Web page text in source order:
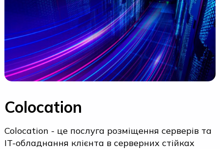
Colocation
Colocation - це послуга розміщення серверів та
IT-обладнання клієнта в серверних стійках